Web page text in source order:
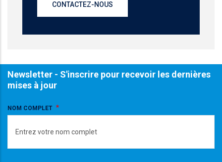
CONTACTEZ-NOUS
Newsletter - S'inscrire pour recevoir les dernières
mises à jour
NOM COMPLET